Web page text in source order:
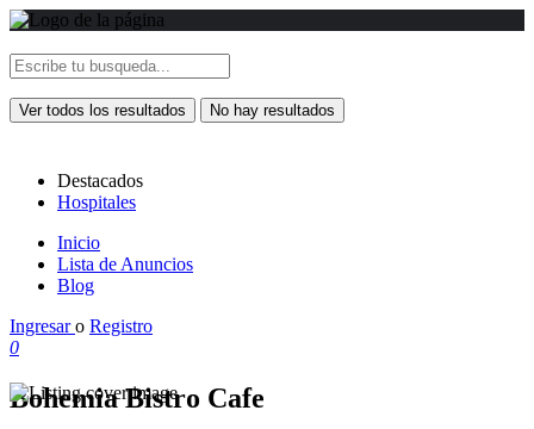
Ver todos los resultados No hay resultados
Destacados
Hospitales
Inicio
Lista de Anuncios
Blog
Ingresaro Registro
0
Bohemia Bistro Cafe